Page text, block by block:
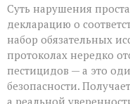
Суть нарушения
декларацию о
набор обязательных
протоколах нередко
пестицидов — а это
безопасности.
а реальной